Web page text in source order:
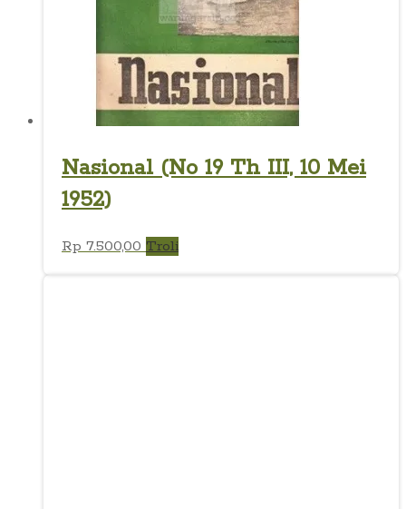
Nasional (No 19 Th III, 10 Mei
1952)
Rp7.500,00 Troli